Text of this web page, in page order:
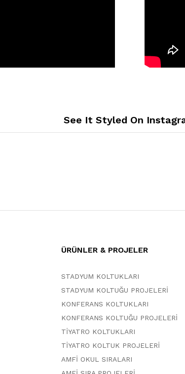
See It Styled On
ÜRÜNLER & PROJELER
STADYUM KOLTUKLARI
STADYUM KOLTUĞU PROJELERİ
KONFERANS KOLTUKLARI
KONFERANS KOLTUĞU PROJELERİ
TİYATRO KOLTUKLARI
TİYATRO KOLTUK PROJELERİ
AMFİ OKUL SIRALARI